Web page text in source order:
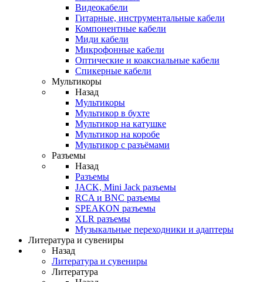
Видеокабели
Гитарные, инструментальные кабели
Компонентные кабели
Миди кабели
Микрофонные кабели
Оптические и коаксиальные кабели
Спикерные кабели
Мультикоры
Назад
Мультикоры
Мультикор в бухте
Мультикор на катушке
Мультикор на коробе
Мультикор с разъёмами
Разъемы
Назад
Разъемы
JACK, Mini Jack разъемы
RCA и BNC разъемы
SPEAKON разъемы
XLR разъемы
Музыкальные переходники и адаптеры
Литература и сувениры
Назад
Литература и сувениры
Литература